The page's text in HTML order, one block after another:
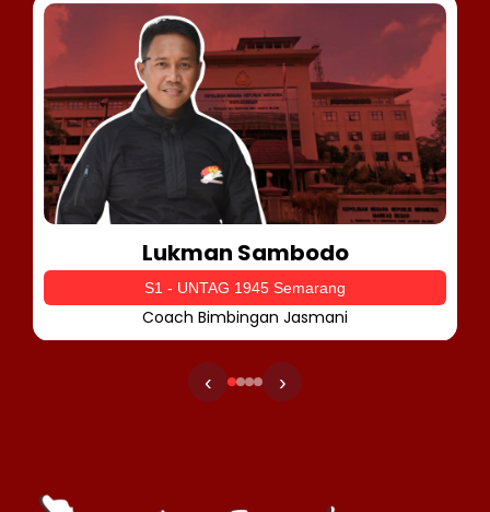
Lukman Sambodo
S1 - UNTAG 1945 Semarang
Coach Bimbingan Jasmani
‹ ›